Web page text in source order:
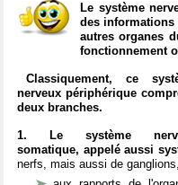
Le système
des informations
autres organes
fonctionnement
Classiquement, ce
nerveux périphérique
deux branches.
1. Le système
somatique, appelé aussi
nerfs, mais aussi de